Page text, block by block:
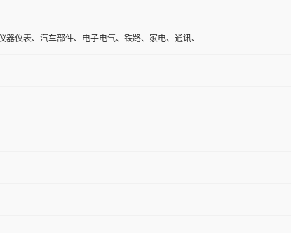
器仪表、汽车部件、电子电气、铁路、家电、通讯、